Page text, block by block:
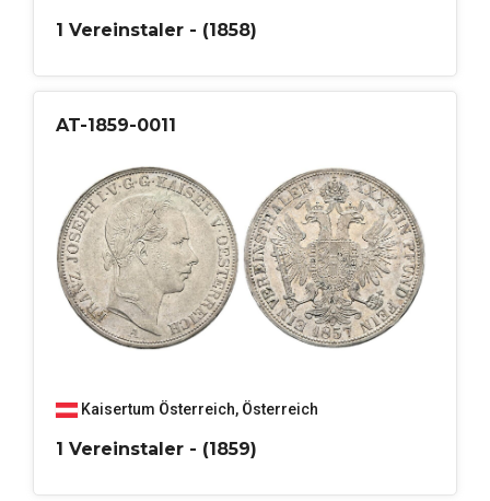
1 Vereinstaler - (1858)
AT-1859-0011
Kaisertum Österreich, Österreich
1 Vereinstaler - (1859)